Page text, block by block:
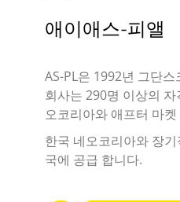
애이애스-피앨
AS-PL은 1992년 그단
회사는 290명 이상의
오코리아와 애프터 마
한국 네오코리아와 장
국에 공급 합니다.